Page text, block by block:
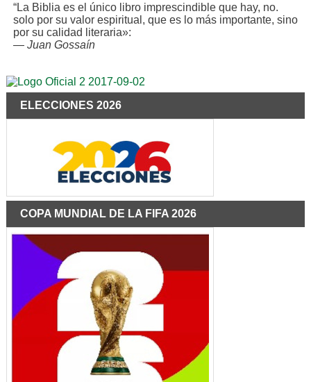
“La Biblia es el único libro imprescindible que hay, no.
solo por su valor espiritual, que es lo más importante, sino
por su calidad literaria»:
— Juan Gossaín
ELECCIONES 2026
COPA MUNDIAL DE LA FIFA 2026